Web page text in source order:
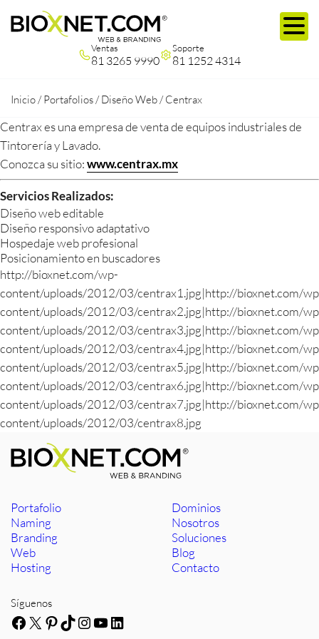
Ventas
81 3265 9990
Soporte
81 1252 4314
Inicio /Portafolios /Diseño Web /Centrax
Centrax es una empresa de venta de equipos industriales de
Tintorería y Lavado.
Conozca su sitio:www.centrax.mx
Servicios Realizados:
Diseño web editable
Diseño responsivo adaptativo
Hospedaje web profesional
Posicionamiento en buscadores
http://bioxnet.com/wp-
content/uploads/2012/03/centrax1.jpg|http://bioxnet.com/
content/uploads/2012/03/centrax2.jpg|http://bioxnet.com/
content/uploads/2012/03/centrax3.jpg|http://bioxnet.com/
content/uploads/2012/03/centrax4.jpg|http://bioxnet.com/
content/uploads/2012/03/centrax5.jpg|http://bioxnet.com/
content/uploads/2012/03/centrax6.jpg|http://bioxnet.com/
content/uploads/2012/03/centrax7.jpg|http://bioxnet.com/
content/uploads/2012/03/centrax8.jpg
Portafolio
Naming
Branding
Web
Hosting
Dominios
Nosotros
Soluciones
Blog
Contacto
Síguenos
Facebook
X Pinterest
TikTok
Instagram
YouTube
LinkedIn